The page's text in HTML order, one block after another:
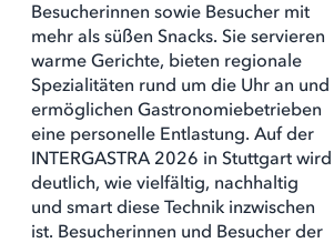
Besucherinnen sowie Besucher mit
mehr als süßen Snacks. Sie servieren
warme Gerichte, bieten regionale
Spezialitäten rund um die Uhr an und
ermöglichen Gastronomiebetrieben
eine personelle Entlastung. Auf der
INTERGASTRA 2026 in Stuttgart wird
deutlich, wie vielfältig, nachhaltig
und smart diese Technik inzwischen
ist. Besucherinnen und Besucher der